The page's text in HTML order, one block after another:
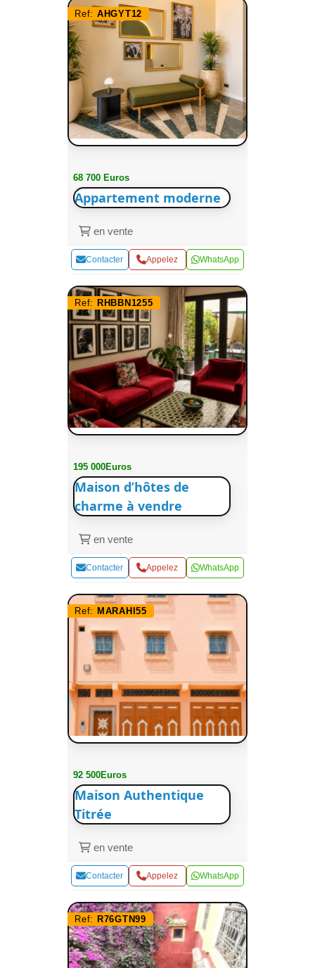
Ref: AHGYT12
68 700 Euros
Appartement moderne
en vente
Contacter Appelez WhatsApp
Ref: RHBBN1255
195 000Euros
Maison d’hôtes de
charme à vendre
en vente
Contacter Appelez WhatsApp
Ref: MARAHI55
92 500Euros
Maison Authentique
Titrée
en vente
Contacter Appelez WhatsApp
Ref: R76GTN99